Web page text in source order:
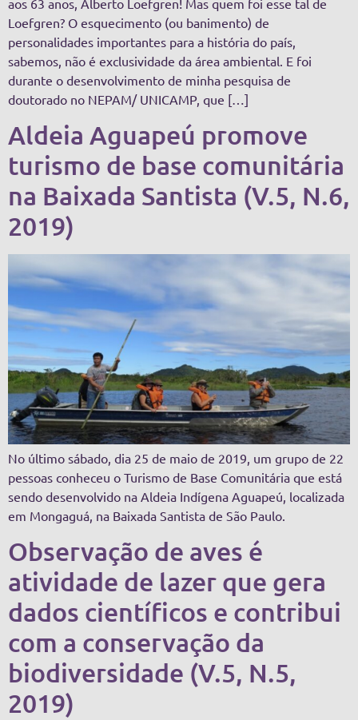
Loefgren? O esquecimento (ou banimento) de
personalidades importantes para a história do país,
sabemos, não é exclusividade da área ambiental. E foi
durante o desenvolvimento de minha pesquisa de
doutorado no NEPAM/ UNICAMP, que […]
Aldeia Aguapeú promove
turismo de base comunitária
na Baixada Santista (V.5, N.6,
2019)
No último sábado, dia 25 de maio de 2019, um grupo de 22
pessoas conheceu o Turismo de Base Comunitária que está
sendo desenvolvido na Aldeia Indígena Aguapeú, localizada
em Mongaguá, na Baixada Santista de São Paulo.
Observação de aves é
atividade de lazer que gera
dados científicos e contribui
com a conservação da
biodiversidade (V.5, N.5,
2019)